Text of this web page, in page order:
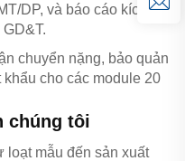
DP, và báo cáo kích
chuyển nặng, bảo quản
cho các module 20
chúng tôi
loạt mẫu đến sản xuất